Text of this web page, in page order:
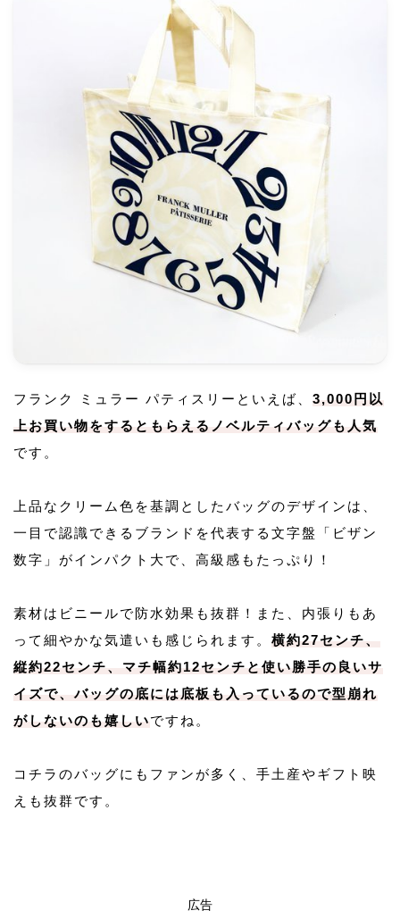
フランク ミュラー パティスリーといえば、 3,000円以
上お買い物をするともらえるノベルティバッグも人気
です。
上品なクリーム色を基調としたバッグのデザインは、
一目で認識できるブランドを代表する文字盤「ビザン
数字」がインパクト大で、高級感もたっぷり！
素材はビニールで防水効果も抜群！また、内張りもあ
って細やかな気遣いも感じられます。 横約27センチ、
縦約22センチ、マチ幅約12センチと使い勝手の良いサ
イズで、バッグの底には底板も入っているので型崩れ
がしないのも嬉しいですね。
コチラのバッグにもファンが多く、手土産やギフト映
えも抜群です。
広告